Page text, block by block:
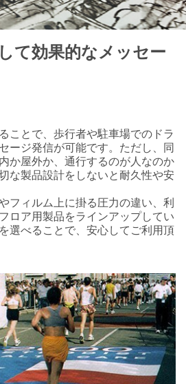
て効果的なメッセー
ことで、歩行者や駐車場でのドラ
ージ発信が可能です。ただし、同
か屋外か、通行するのが人なのか
な製品設計をしないと耐久性や安
フィルム上に掛る圧力の違い、利
ロア用製品をラインアップしてい
選べることで、安心してご利用頂